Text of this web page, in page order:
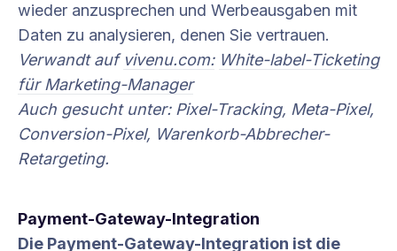
wieder anzusprechen und Werbeausgaben mit
Daten zu analysieren, denen Sie vertrauen.
Verwandt auf vivenu.com: White-label-Ticketing
für Marketing-Manager
Auch gesucht unter: Pixel-Tracking, Meta-Pixel,
Conversion-Pixel, Warenkorb-Abbrecher-
Retargeting.
Payment-Gateway-Integration
Die Payment-Gateway-Integration ist die